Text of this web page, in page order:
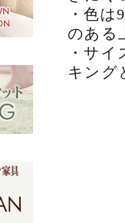
・色
のある
・サ
キング